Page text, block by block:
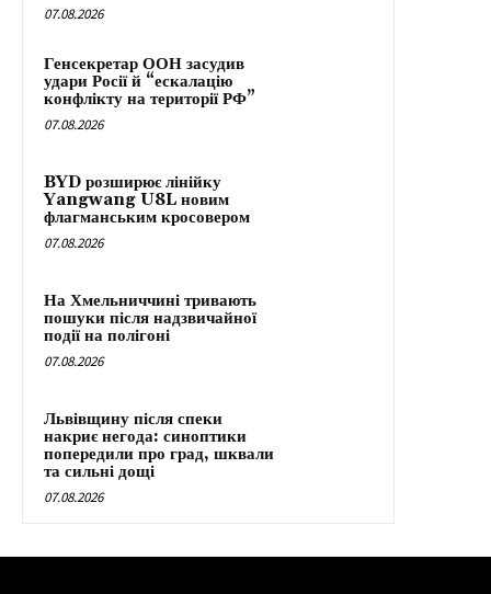
07.08.2026
Генсекретар ООН засудив
удари Росії й “ескалацію
конфлікту на території РФ”
07.08.2026
BYD розширює лінійку
Yangwang U8L новим
флагманським кросовером
07.08.2026
На Хмельниччині тривають
пошуки після надзвичайної
події на полігоні
07.08.2026
Львівщину після спеки
накриє негода: синоптики
попередили про град, шквали
та сильні дощі
07.08.2026